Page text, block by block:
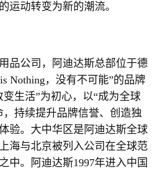
运动转变为新的潮流。
品公司，阿迪达斯总部位于德
Nothing，没有不可能”的品牌
生活”为初心，以“成为全球
持续提升品牌信誉、创造独
验。大中华区是阿迪达斯全球
海与北京被列入公司在全球范
中。阿迪达斯1997年进入中国